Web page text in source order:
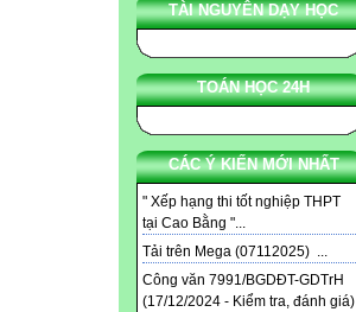
TÀI NGUYÊN DẠY HỌC
TOÁN HỌC 24H
CÁC Ý KIẾN MỚI NHẤT
" Xếp hạng thi tốt nghiệp THPT
tại Cao Bằng "...
Tải trên Mega (07112025) ...
Công văn 7991/BGDĐT-GDTrH
(17/12/2024 - Kiểm tra, đánh giá)